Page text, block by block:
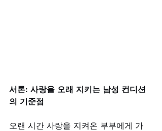
서론: 사랑을 오래 지키는 남성 컨디션
의 기준점
오랜 시간 사랑을 지켜온 부부에게 가